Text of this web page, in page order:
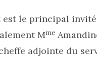
le principal invité
Mme
adjointe du